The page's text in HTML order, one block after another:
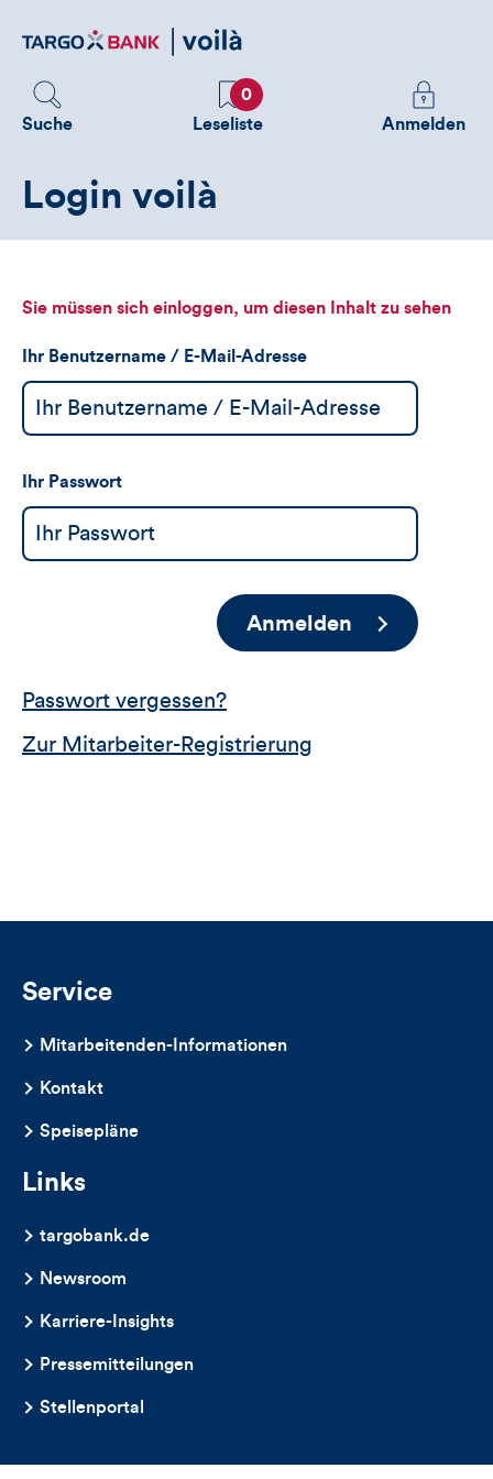
zum
Suche
Favoriten
0
Leseliste
Melden
Sie
sehen
Anmelden
Login voilà
Sie müssen sich einloggen, um diesen Inhalt zu sehen
Ihr Benutzername / E-Mail-Adresse
Ihr Passwort
Anmelden
Passwort vergessen?
Zur Mitarbeiter-Registrierung
Service
Mitarbeitenden-Informationen
Kontakt
Speisepläne
Links
targobank.de
Newsroom
Karriere-Insights
Pressemitteilungen
Stellenportal